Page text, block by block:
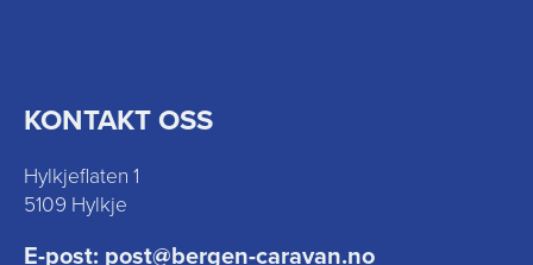
KONTAKT OSS
Hylkjeflaten 1
5109 Hylkje
E-post: post@bergen-caravan.no